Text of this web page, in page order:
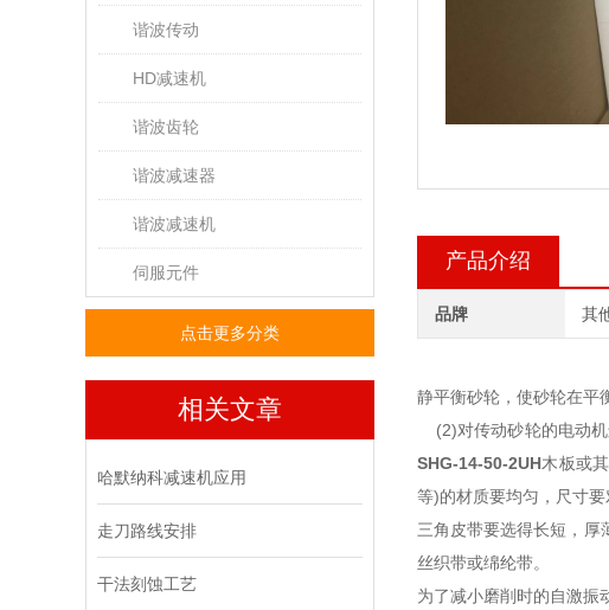
谐波传动
HD减速机
谐波齿轮
谐波减速器
谐波减速机
伺服元件
点击更多分类
相关文章
哈默纳科减速机应用
走刀路线安排
干法刻蚀工艺
产品介绍
品牌 其
静平衡砂轮，使砂轮在平
(2)对传动砂轮的电动机
SHG-14-50-2UH木板或
等)的材质要均匀，尺寸要
三角皮带要选得长短，厚
丝织带或绵纶带。
为了减小磨削时的自激振